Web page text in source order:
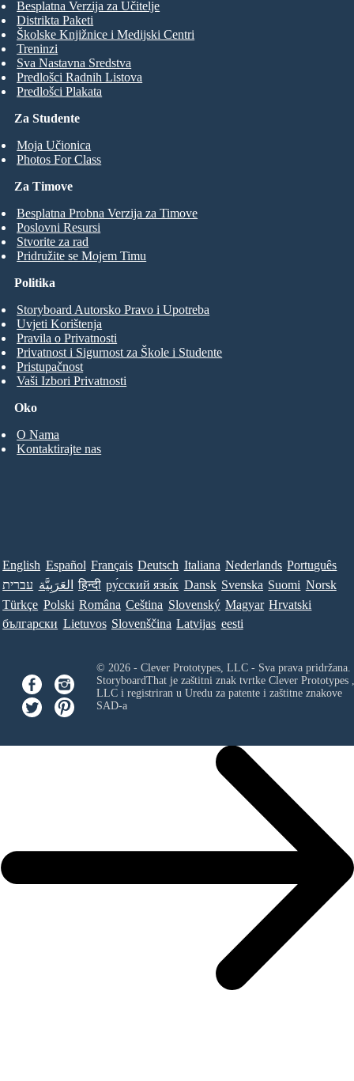
Za Studente
Moja Učionica
Photos For Class
Besplatna Verzija za Učitelje
Distrikta Paketi
Školske Knjižnice i Medijski Centri
Treninzi
Sva Nastavna Sredstva
Predlošci Radnih Listova
Predlošci Plakata
Za Timove
Besplatna Probna Verzija za Timove
Poslovni Resursi
Stvorite za rad
Pridružite se Mojem Timu
Oko
O Nama
Kontaktirajte nas
Politika
Storyboard Autorsko Pravo i Upotreba
Uvjeti Korištenja
Pravila o Privatnosti
Privatnost i Sigurnost za Škole i Studente
Pristupačnost
Vaši Izbori Privatnosti
English Español Français Deutsch Italiana Nederlands Português
עברית العَرَبِيَّة हिन्दी ру́сский язы́к Dansk Svenska Suomi Norsk
Türkçe Polski Româna Ceština Slovenský Magyar Hrvatski
български Lietuvos Slovenščina Latvijas eesti
© 2026 - Clever Prototypes, LLC - Sva prava pridržana.
StoryboardThat je zaštitni znak tvrtke Clever Prototypes ,
LLCi registriran u Uredu za patente i zaštitne znakove
SAD-a